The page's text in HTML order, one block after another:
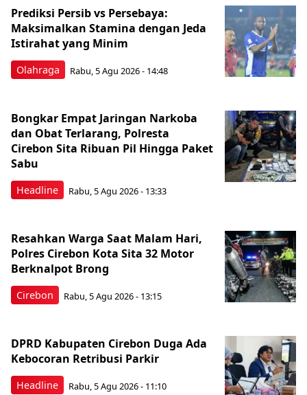
Olahraga
Prediksi Persib vs Persebaya:
Maksimalkan Stamina dengan Jeda
Istirahat yang Minim
Rabu, 5 Agu 2026 - 14:48
Headline
Bongkar Empat Jaringan Narkoba
dan Obat Terlarang, Polresta
Cirebon Sita Ribuan Pil Hingga Paket
Sabu
Rabu, 5 Agu 2026 - 13:33
Cirebon
Resahkan Warga Saat Malam Hari,
Polres Cirebon Kota Sita 32 Motor
Berknalpot Brong
Rabu, 5 Agu 2026 - 13:15
Headline
DPRD Kabupaten Cirebon Duga Ada
Kebocoran Retribusi Parkir
Rabu, 5 Agu 2026 - 11:10